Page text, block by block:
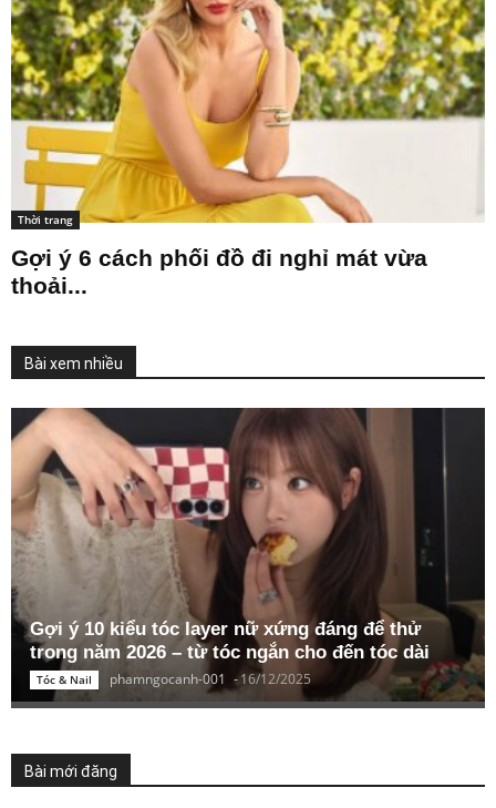
Thời trang
Gợi ý 6 cách phối đồ đi nghỉ mát vừa
thoải...
Bài xem nhiều
Gợi ý 10 kiểu tóc layer nữ xứng đáng để thử
trong năm 2026 – từ tóc ngắn cho đến tóc dài
Tóc & Nail phamngocanh-001 -16/12/2025
Bài mới đăng